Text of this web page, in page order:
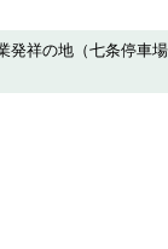
発祥の地（七条停車場